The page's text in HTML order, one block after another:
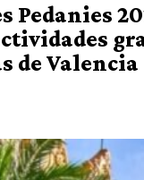
Pedanies
de Valencia